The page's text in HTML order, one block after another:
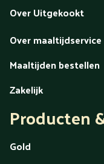
Over Uitgekookt
Over maaltijdservice
Maaltijden bestellen
Zakelijk
Producten
Gold